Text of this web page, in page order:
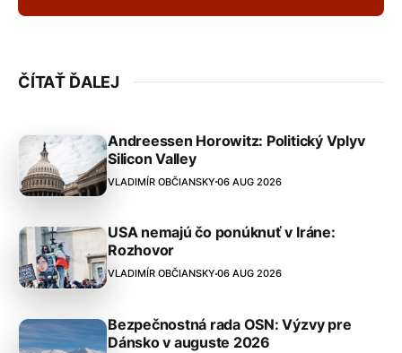
ČÍTAŤ ĎALEJ
Andreessen Horowitz: Politický Vplyv
Silicon Valley
VLADIMÍR OBČIANSKY 06 AUG 2026
USA nemajú čo ponúknuť v Iráne:
Rozhovor
VLADIMÍR OBČIANSKY 06 AUG 2026
Bezpečnostná rada OSN: Výzvy pre
Dánsko v auguste 2026